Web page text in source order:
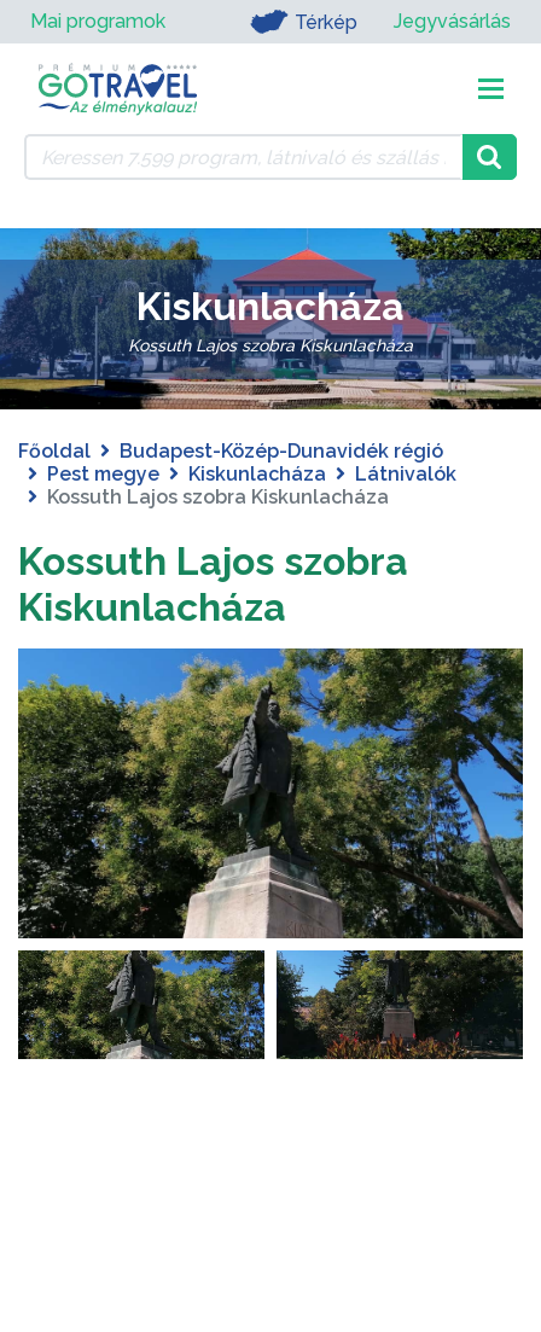
Mai programok Térkép Jegyvásárlás
Kiskunlacháza
Kossuth Lajos szobra Kiskunlacháza
Főoldal
Budapest-Közép-Dunavidék régió
Pest megye
Kiskunlacháza
Látnivalók
Kossuth Lajos szobra Kiskunlacháza
Kossuth Lajos szobra
Kiskunlacháza